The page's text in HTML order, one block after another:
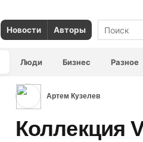
Новости Авторы
Люди Бизнес Разное
Артем Кузелев
Коллекция